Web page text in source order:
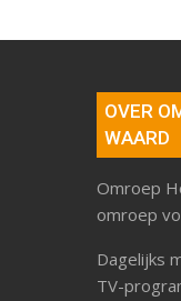
OVER
WAARD
Omroep
omroep
Dagelijks
TV-